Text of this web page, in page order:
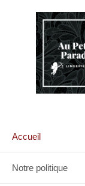
Accueil
Notre politique